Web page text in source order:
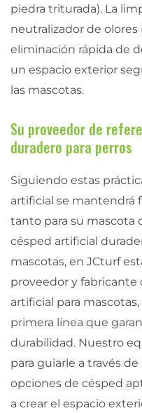
piedra triturada). La
neutralizador de olores
eliminación rápida de
un espacio exterior
las mascotas.
Su proveedor de
duradero para perros
Siguiendo estas
artificial se mantendrá
tanto para su mascota
césped artificial
mascotas, en JCturf
proveedor y fabricante
artificial para
primera línea que
durabilidad. Nuestro
para guiarle a través
opciones de césped
a crear el espacio